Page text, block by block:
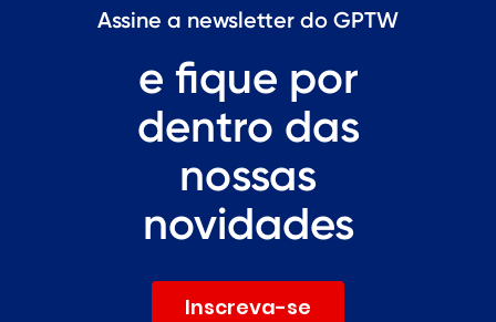
Assine a newsletter do GPTW
e fique por
dentro das
nossas
novidades
Inscreva-se